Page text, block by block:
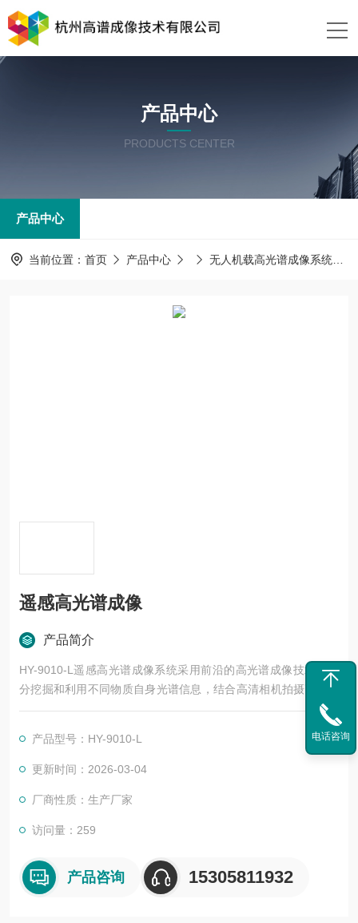
产品中心
PRODUCTS CENTER
产品中心
当前位置： 首页 产品中心 无人机载高光谱成像系统
遥感高光谱成像
产品简介
HY-9010-L遥感高光谱成像系统采用前沿的高光谱成像技术，充
分挖掘和利用不同物质自身光谱信息，结合高清相机拍摄高清图
片，实现对物质定性、定量、定时、定位信息的全面检测，是一
台“图谱合一“的综合性遥感设备。适配大疆无人机，可广泛应用
于水环境监测、智慧农业、林业调查、目标识别场景，满足多样
化行业需求。
产品型号：HY-9010-L
更新时间：2026-03-04
厂商性质：生产厂家
访问量：259
产品咨询 15305811932
电话咨询